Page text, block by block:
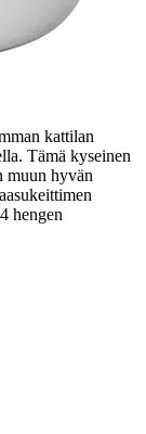
kattilan
Tämä kyseinen
muun hyvän
hengen